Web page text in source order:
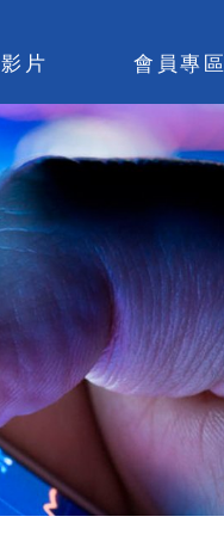
片
與基礎
(學員區)
(學員區)
班(學員區)
檢討
會員專區